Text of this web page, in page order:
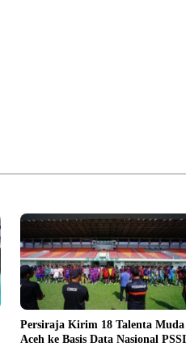
Persiraja Kirim 18 Talenta Muda
Aceh ke Basis Data Nasional PSSI